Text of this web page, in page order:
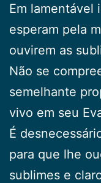
Em lamentável
esperam pela
ouvirem as
Não se
semelhante
vivo em seu
É
para que lhe
sublimes e